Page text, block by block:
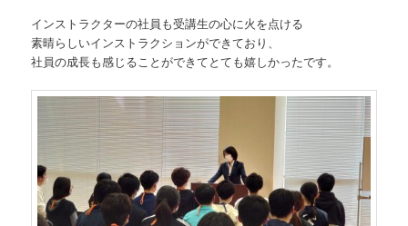
インストラクターの社員も受講生の心に火を点ける
素晴らしいインストラクションができており、
社員の成長も感じることができてとても嬉しかったです。